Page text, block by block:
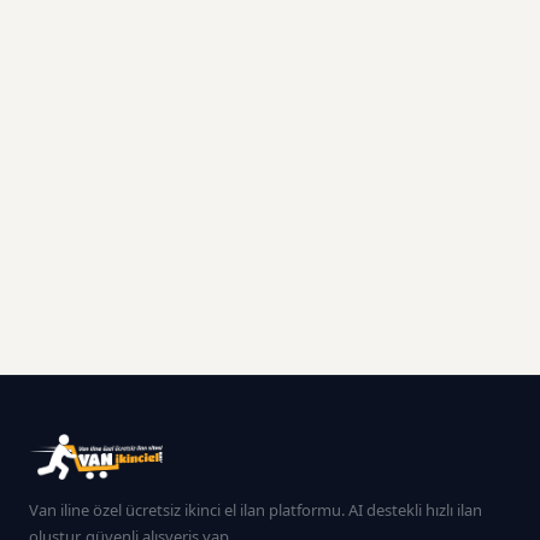
Van iline özel ücretsiz ikinci el ilan platformu. AI destekli hızlı ilan